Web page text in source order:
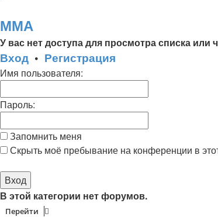
ММА
У вас нет доступа для просмотра списка или
Вход • Регистрация
Имя пользователя:
Пароль:
Запомнить меня
Скрыть моё пребывание на конференции в
В этой категории нет форумов.
Перейти